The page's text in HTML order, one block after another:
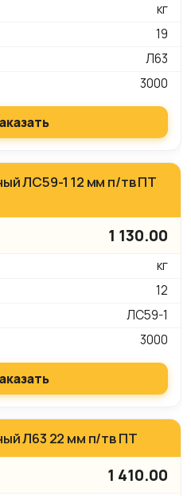
кг
19
Л63
3000
ЛС59-1 12 мм п/тв ПТ
1 130.00
кг
12
ЛС59-1
3000
Л63 22 мм п/тв ПТ
1 410.00